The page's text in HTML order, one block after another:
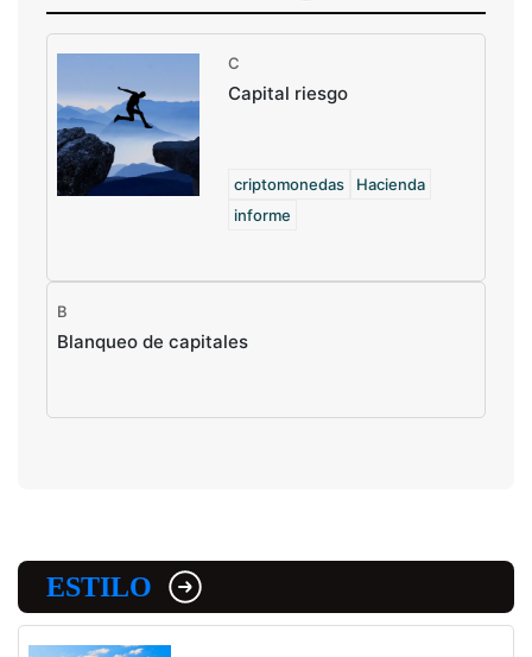
C
Capital riesgo
criptomonedas
Hacienda
informe
B
Blanqueo de capitales
ESTILO